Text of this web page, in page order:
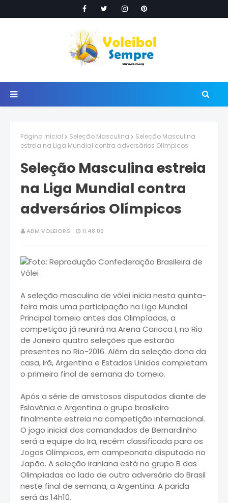
Página inicial Seleção Masculina
Seleção Masculina
estreia na Liga Mundial contra adversários Olímpicos
Seleção Masculina estreia
na Liga Mundial contra
adversários Olímpicos
ADM VOLEIORG 11:48:00
A seleção masculina de vôlei inicia nesta quinta-
feira mais uma participação na Liga Mundial.
Principal torneio antes das Olimpíadas, a
competição já reunirá na Arena Carioca I, no Rio
de Janeiro quatro seleções que estarão
presentes no Rio-2016. Além da seleção dona da
casa, Irã, Argentina e Estados Unidos completam
o primeiro final de semana do torneio.
Após a série de amistosos disputados diante de
Eslovênia e Argentina o grupo brasileiro
finalmente estreia na competição internacional.
O jogo inicial dos comandados de Bernardinho
será a equipe do Irã, recém classificada para os
Jogos Olímpicos, em campeonato disputado no
Japão. A seleção iraniana está no grupo B das
Olimpíadas ao lado de outro adversário do Brasil
neste final de semana, a Argentina. A parida
será às 14h10.